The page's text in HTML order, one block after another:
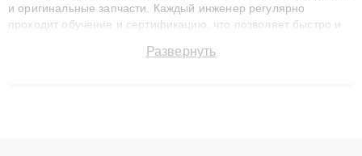
и оригинальные запчасти. Каждый инженер регулярно
проходит обучение и сертификацию, что позволяет быстро и
сохранением гарантии до 3 лет. Наши мастера решают
Развернуть